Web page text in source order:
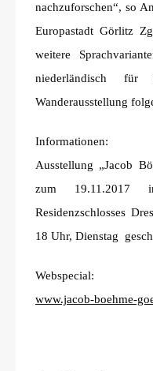
nachzuforschen“, so
Europastadt Görlitz
weitere
niederländisch
Wanderausstellung
Informationen:
Ausstellung „Jacob
zum 19.11.2017
Residenzschlosses
18 Uhr, Dienstag
Webspecial:
www.jacob-boehme-